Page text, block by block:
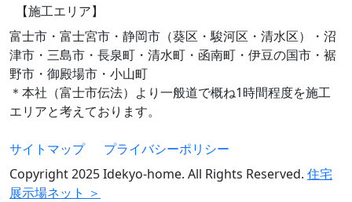
【施工エリア】
富士市・富士宮市・静岡市（葵区・駿河区・清水区）・沼
津市・三島市・長泉町・清水町・函南町・伊豆の国市・裾
野市・御殿場市・小山町
＊本社（富士市伝法）より一般道で概ね1時間程度を施工
エリアと考えております。
サイトマップ
プライバシーポリシー
Copyright 2025 Idekyo-home. All Rights Reserved. 住宅
展示場ネット ＞